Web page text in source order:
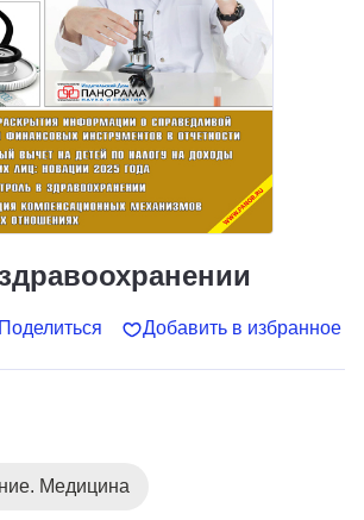
Поделиться Добавить в избранное
Медицина